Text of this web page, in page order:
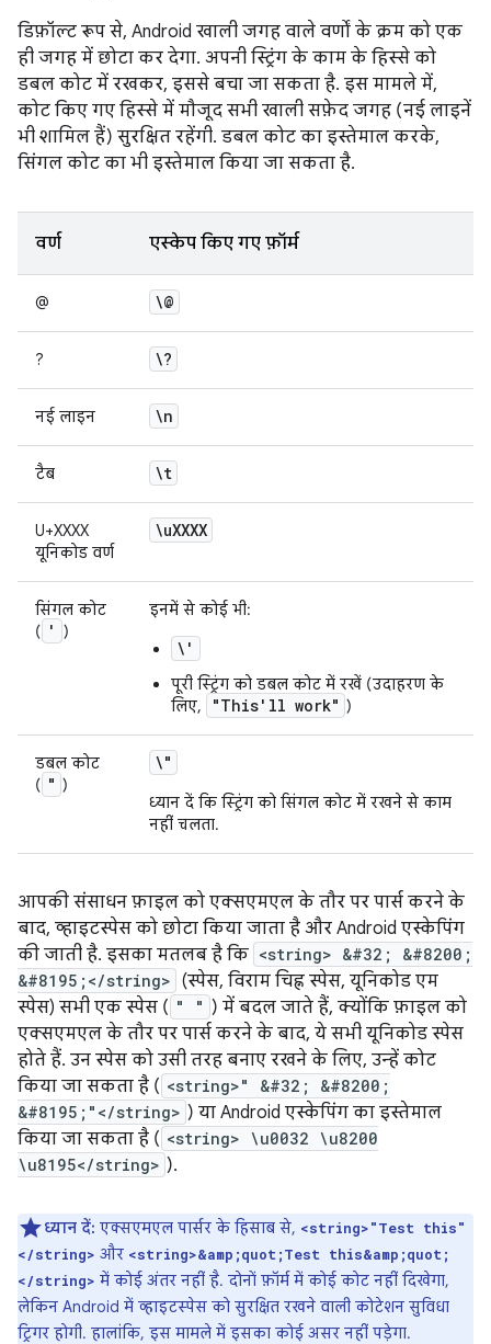
डिफ़ॉल्ट रूप से, Android खाली जगह वाले वर्णों के क्रम को एक
ही जगह में छोटा कर देगा. अपनी स्ट्रिंग के काम के हिस्से को
डबल कोट में रखकर, इससे बचा जा सकता है. इस मामले में,
कोट किए गए हिस्से में मौजूद सभी खाली सफ़ेद जगह (नई लाइनें
भी शामिल हैं) सुरक्षित रहेंगी. डबल कोट का इस्तेमाल करके,
सिंगल कोट का भी इस्तेमाल किया जा सकता है.
वर्ण एस्केप किए गए फ़ॉर्म
@ \@
? \?
नई लाइन \n
टैब \t
U+XXXX
यूनिकोड वर्ण
\uXXXX
सिंगल कोट
( ' )
इनमें से कोई भी:
\'
पूरी स्ट्रिंग को डबल कोट में रखें (उदाहरण के
लिए,
"This'll work" )
डबल कोट
( " )
\"
ध्यान दें कि स्ट्रिंग को सिंगल कोट में रखने से काम
नहीं चलता.
आपकी संसाधन फ़ाइल को एक्सएमएल के तौर पर पार्स करने के
बाद, व्हाइटस्पेस को छोटा किया जाता है और Android एस्केपिंग
की जाती है. इसका मतलब है कि <string> &#32; &#8200;
&#8195;</string> (स्पेस, विराम चिह्न स्पेस, यूनिकोड एम
स्पेस) सभी एक स्पेस ( " " ) में बदल जाते हैं, क्योंकि फ़ाइल को
एक्सएमएल के तौर पर पार्स करने के बाद, ये सभी यूनिकोड स्पेस
होते हैं. उन स्पेस को उसी तरह बनाए रखने के लिए, उन्हें कोट
किया जा सकता है ( <string>" &#32; &#8200;
&#8195;"</string> ) या Android एस्केपिंग का इस्तेमाल
किया जा सकता है ( <string> \u0032 \u8200
\u8195</string> ).
ध्यान दें: एक्सएमएल पार्सर के हिसाब से, <string>"Test this"
</string> और <string>&amp;quot;Test this&amp;quot;
</string> में कोई अंतर नहीं है. दोनों फ़ॉर्म में कोई कोट नहीं दिखेगा,
लेकिन Android में व्हाइटस्पेस को सुरक्षित रखने वाली कोटेशन सुविधा
ट्रिगर होगी. हालांकि, इस मामले में इसका कोई असर नहीं पड़ेगा.